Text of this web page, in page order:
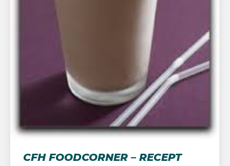
CFH FOODCORNER – RECEPT